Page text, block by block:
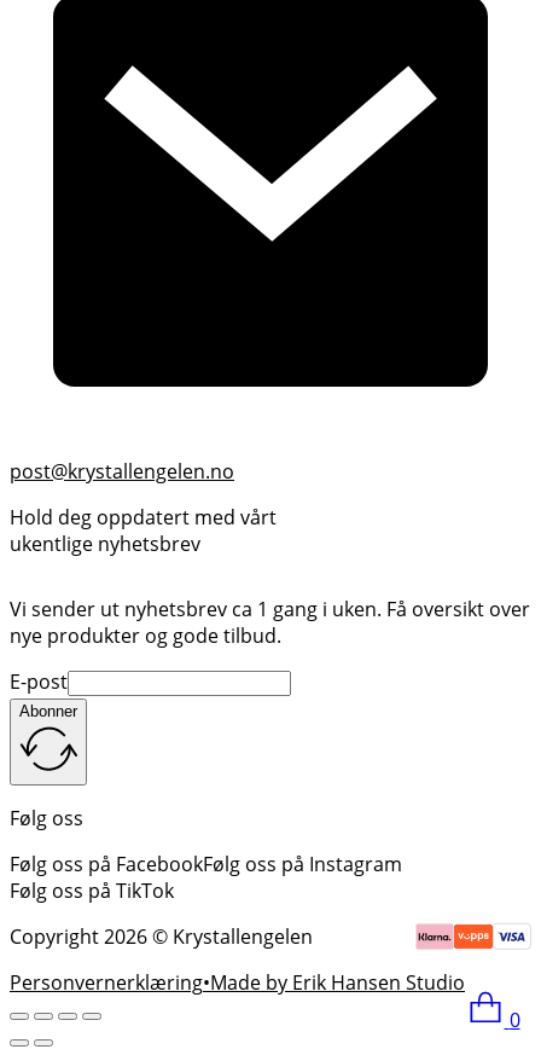
post@krystallengelen.no
Hold deg oppdatert med vårt
ukentlige nyhetsbrev
Vi sender ut nyhetsbrev ca 1 gang i uken. Få oversikt over
nye produkter og gode tilbud.
E-post
Abonner
Følg oss
Følg oss på FacebookFølg oss på Instagram
Følg oss på TikTok
Copyright 2026 © Krystallengelen
Personvernerklæring Made by Erik Hansen Studio
0